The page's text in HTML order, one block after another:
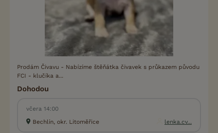
Prodám Čivavu - Nabízíme štěňátka čivavek s průkazem původu
FCI - klučíka a...
Dohodou
včera 14:00
Bechlín, okr. Litoměřice
lenka.cv...